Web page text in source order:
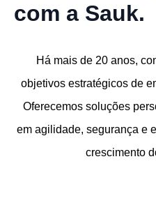
com a Sauk.
Há mais de 20 anos,
objetivos estratégicos de
Oferecemos soluções
em agilidade, segurança e
crescimento